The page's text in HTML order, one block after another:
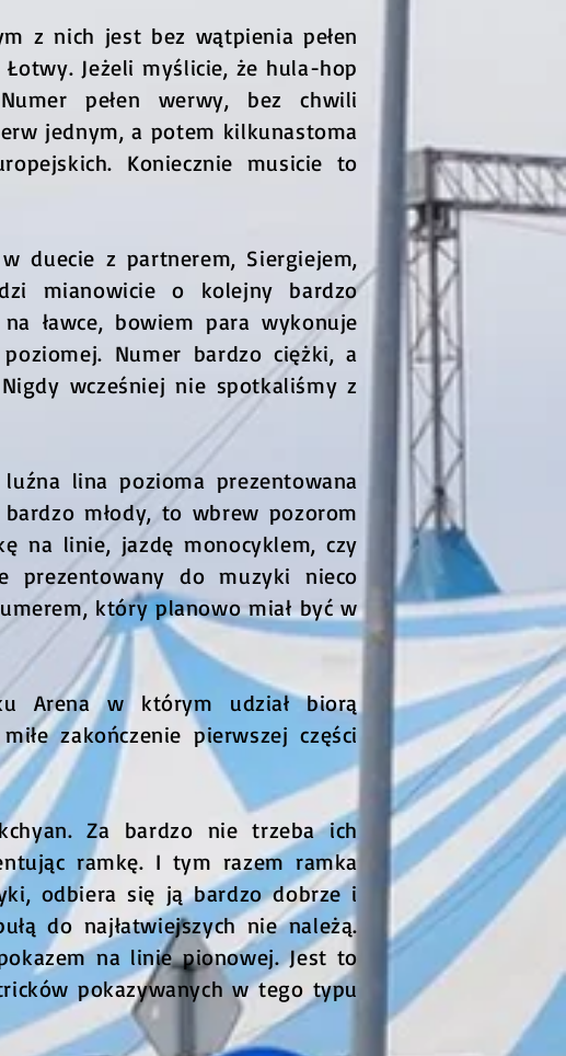
z nich jest bez wątpienia pełen
Jeżeli myślicie, że hula-hop
pełen werwy, bez chwili
jednym, a potem kilkunastoma
Koniecznie musicie to
duecie z partnerem, Siergiejem,
mianowicie o kolejny bardzo
ławce, bowiem para wykonuje
Numer bardzo ciężki, a
wcześniej nie spotkaliśmy z
lina pozioma prezentowana
młody, to wbrew pozorom
na linie, jazdę monocyklem, czy
prezentowany do muzyki nieco
który planowo miał być w
Arena w którym udział biorą
zakończenie pierwszej części
Za bardzo nie trzeba ich
ramkę. I tym razem ramka
odbiera się ją bardzo dobrze i
do najłatwiejszych nie należą.
na linie pionowej. Jest to
pokazywanych w tego typu